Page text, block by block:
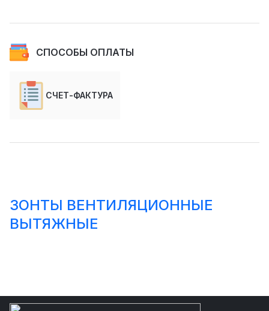
СПОСОБЫ ОПЛАТЫ
СЧЕТ-ФАКТУРА
ЗОНТЫ ВЕНТИЛЯЦИОННЫЕ
ВЫТЯЖНЫЕ